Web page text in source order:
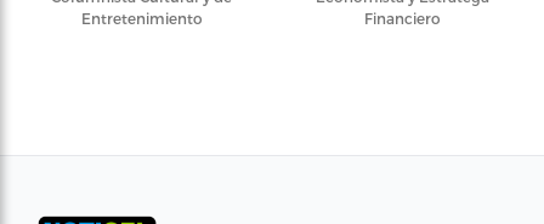
Entretenimiento
Financiero